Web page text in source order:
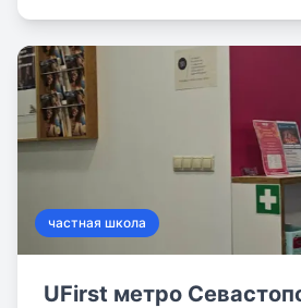
частная школа
UFirst метро